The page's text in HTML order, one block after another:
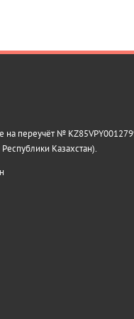
на переучёт №
Казахстан).